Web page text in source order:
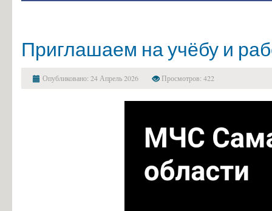
Приглашаем на учёбу и
Опубликовано: 24 Апрель 2026 Просмотров: 422